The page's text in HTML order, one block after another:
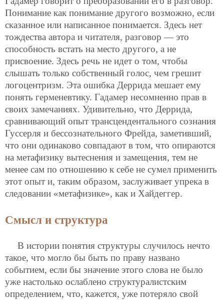
Понимание как понимание другого возможно, если
сказанное или написанное понимается. Здесь нет
тождества автора и читателя, разговор — это
способность встать на место другого, а не
присвоение. Здесь речь не идет о том, чтобы
слышать только собственный голос, чем грешит
логоцентризм. Эта ошибка Деррида мешает ему
понять герменевтику. Гадамер несомненно прав в
своих замечаниях. Удивительно, что Деррида,
сравнивающий опыт трансцендентального сознания
Гуссерля и бессознательного Фрейда, заметивший,
что они одинаково совпадают в том, что опираются
на метафизику вытеснения и замещения, тем не
менее сам по отношению к себе не сумел применить
этот опыт и, таким образом, заслуживает упрека в
следовании «метафизике», как и Хайдеггер.
Смысл и структура
В истории понятия структуры случилось нечто
такое, что могло бы быть по праву названо
событием, если бы значение этого слова не было
уже настолько ослаблено структуралистским
определением, что, кажется, уже потеряло свой